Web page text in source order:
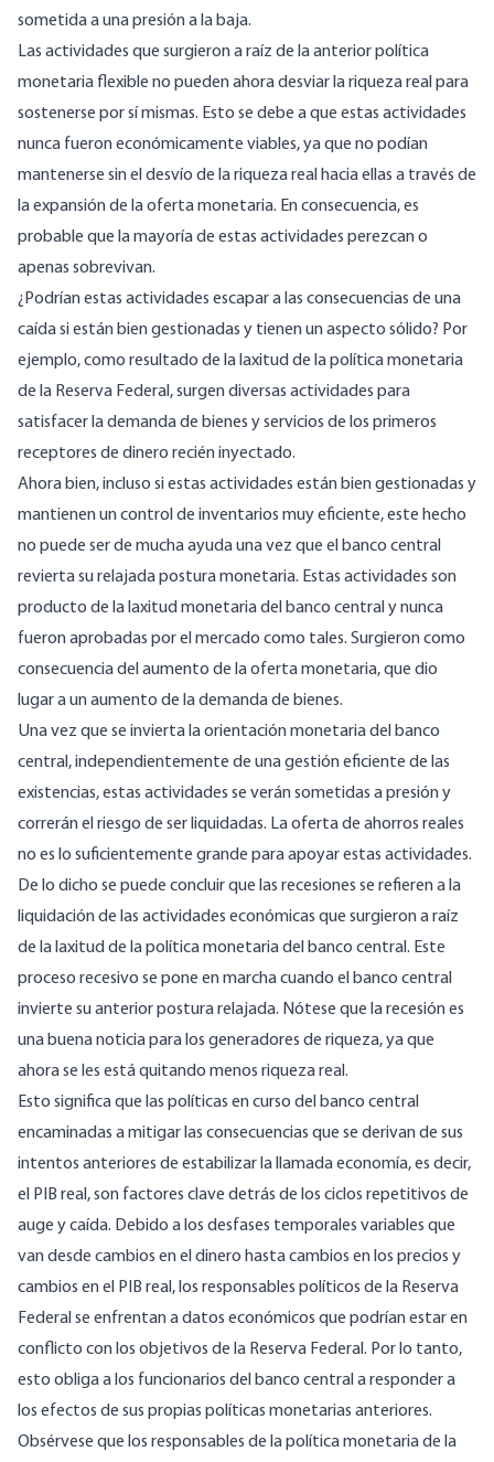
sometida a una presión a la baja.
Las actividades que surgieron a raíz de la anterior política
monetaria flexible no pueden ahora desviar la riqueza real para
sostenerse por sí mismas. Esto se debe a que estas actividades
nunca fueron económicamente viables, ya que no podían
mantenerse sin el desvío de la riqueza real hacia ellas a través de
la expansión de la oferta monetaria. En consecuencia, es
probable que la mayoría de estas actividades perezcan o
apenas sobrevivan.
¿Podrían estas actividades escapar a las consecuencias de una
caída si están bien gestionadas y tienen un aspecto sólido? Por
ejemplo, como resultado de la laxitud de la política monetaria
de la Reserva Federal, surgen diversas actividades para
satisfacer la demanda de bienes y servicios de los primeros
receptores de dinero recién inyectado.
Ahora bien, incluso si estas actividades están bien gestionadas y
mantienen un control de inventarios muy eficiente, este hecho
no puede ser de mucha ayuda una vez que el banco central
revierta su relajada postura monetaria. Estas actividades son
producto de la laxitud monetaria del banco central y nunca
fueron aprobadas por el mercado como tales. Surgieron como
consecuencia del aumento de la oferta monetaria, que dio
lugar a un aumento de la demanda de bienes.
Una vez que se invierta la orientación monetaria del banco
central, independientemente de una gestión eficiente de las
existencias, estas actividades se verán sometidas a presión y
correrán el riesgo de ser liquidadas. La oferta de ahorros reales
no es lo suficientemente grande para apoyar estas actividades.
De lo dicho se puede concluir que las recesiones se refieren a la
liquidación de las actividades económicas que surgieron a raíz
de la laxitud de la política monetaria del banco central. Este
proceso recesivo se pone en marcha cuando el banco central
invierte su anterior postura relajada. Nótese que la recesión es
una buena noticia para los generadores de riqueza, ya que
ahora se les está quitando menos riqueza real.
Esto significa que las políticas en curso del banco central
encaminadas a mitigar las consecuencias que se derivan de sus
intentos anteriores de estabilizar la llamada economía, es decir,
el PIB real, son factores clave detrás de los ciclos repetitivos de
auge y caída. Debido a los desfases temporales variables que
van desde cambios en el dinero hasta cambios en los precios y
cambios en el PIB real, los responsables políticos de la Reserva
Federal se enfrentan a datos económicos que podrían estar en
conflicto con los objetivos de la Reserva Federal. Por lo tanto,
esto obliga a los funcionarios del banco central a responder a
los efectos de sus propias políticas monetarias anteriores.
Obsérvese que los responsables de la política monetaria de la